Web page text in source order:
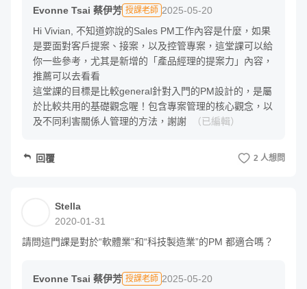
3. 如何跨角色轉職：從行銷、UX、工程師轉PM
4. 大公司vs 小公司的不同攻略法
5. B2B vs B2C產業的不同攻略法
6. 面試攻略與常見面試題分析
工作軟技能－溝通與驅動
Evonne Tsai 蔡伊芳 授課老師 2025-05-20
Hi Vivian, 不知道妳說的Sales PM工作內容是什麼，如果
是要面對客戶提案、接案，以及控管專案，這堂課可以給
你一些參考，尤其是新增的「產品經理的提案力」內容，
推薦可以去看看
這堂課的目標是比較general針對入門的PM設計的，是屬
於比較共用的基礎觀念喔！包含專案管理的核心觀念，以
及不同利害關係人管理的方法，謝謝
（已編輯）
回覆 2 人想問
Stella
2020-01-31
請問這門課是對於“軟體業”和“科技製造業”的PM 都適合嗎？
Evonne Tsai 蔡伊芳 授課老師 2025-05-20